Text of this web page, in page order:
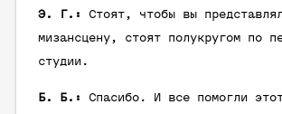
Э. Г.:
Стоят, чтобы вы
мизансцену, стоят полукругом по
студии.
Б. Б.:
Спасибо. И все помогли